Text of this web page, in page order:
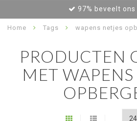
97% beveelt ons
Home Tags wapens netjes
PRODUCTEN
MET WAPENS